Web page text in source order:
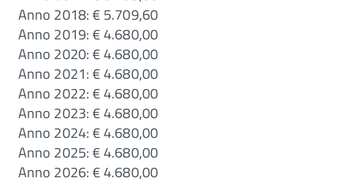
Anno 2018: € 5.709,60
Anno 2019: € 4.680,00
Anno 2020: € 4.680,00
Anno 2021: € 4.680,00
Anno 2022: € 4.680,00
Anno 2023: € 4.680,00
Anno 2024: € 4.680,00
Anno 2025: € 4.680,00
Anno 2026: € 4.680,00